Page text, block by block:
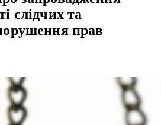
слідчих та
прав